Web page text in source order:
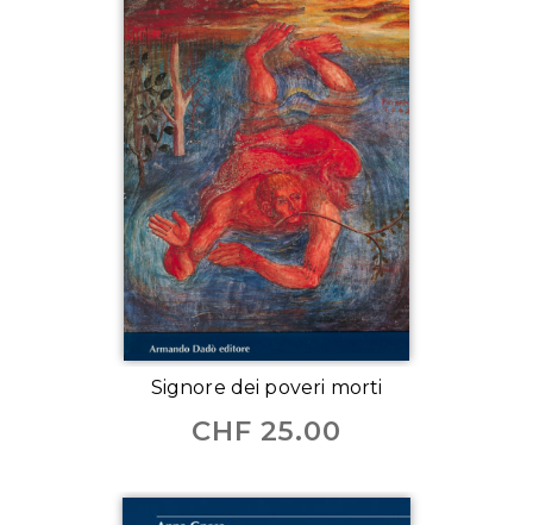
Signore dei poveri morti
CHF 25.00